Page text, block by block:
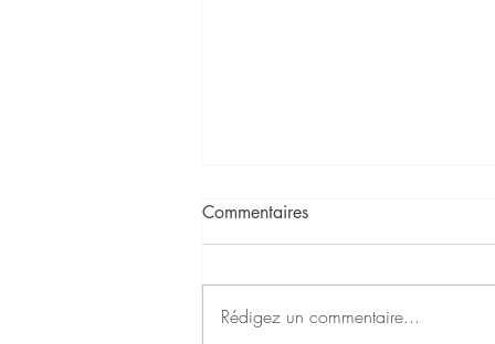
Commentaires
Rédigez un commentaire...